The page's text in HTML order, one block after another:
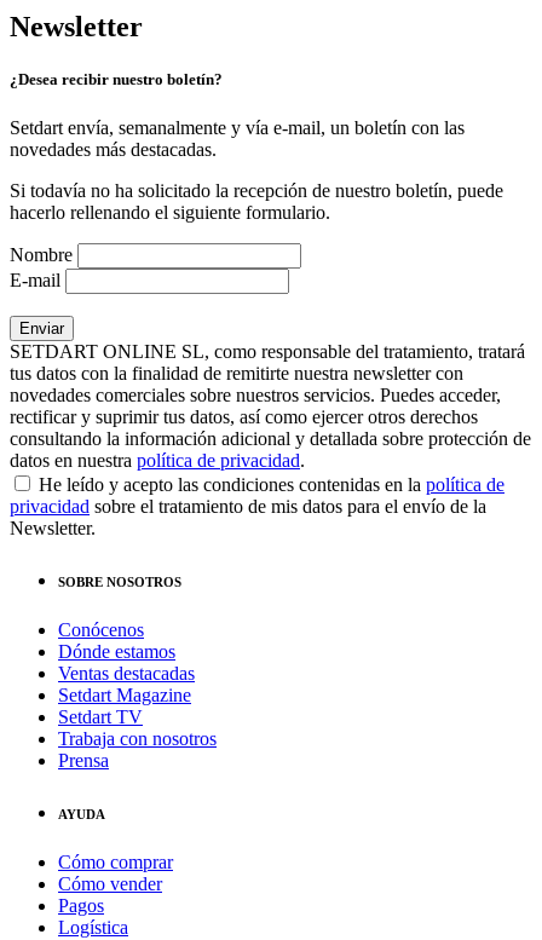
Newsletter
¿Desea recibir nuestro boletín?
Setdart envía, semanalmente y vía e-mail, un boletín con las
novedades más destacadas.
Si todavía no ha solicitado la recepción de nuestro boletín, puede
hacerlo rellenando el siguiente formulario.
Nombre
E-mail
SETDART ONLINE SL, como responsable del tratamiento, tratará
tus datos con la finalidad de remitirte nuestra newsletter con
novedades comerciales sobre nuestros servicios. Puedes acceder,
rectificar y suprimir tus datos, así como ejercer otros derechos
consultando la información adicional y detallada sobre protección de
datos en nuestra política de privacidad.
He leído y acepto las condiciones contenidas en la política de
privacidad sobre el tratamiento de mis datos para el envío de la
Newsletter.
SOBRE NOSOTROS
Conócenos
Dónde estamos
Ventas destacadas
Setdart Magazine
Setdart TV
Trabaja con nosotros
Prensa
AYUDA
Cómo comprar
Cómo vender
Pagos
Logística